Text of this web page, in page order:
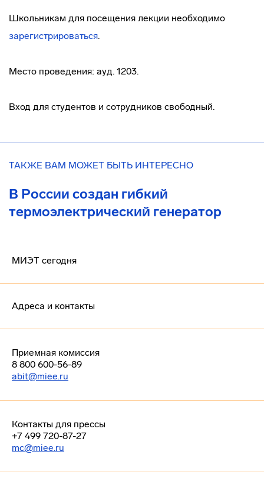
Школьникам для посещения лекции необходимо
зарегистрироваться.
Место проведения: ауд. 1203.
Вход для студентов и сотрудников свободный.
ТАКЖЕ ВАМ МОЖЕТ БЫТЬ ИНТЕРЕСНО
В России создан гибкий
термоэлектрический генератор
МИЭТ сегодня
Адреса и контакты
Приемная комиссия
8 800 600-56-89
abit@miee.ru
Контакты для прессы
+7 499 720-87-27
mc@miee.ru